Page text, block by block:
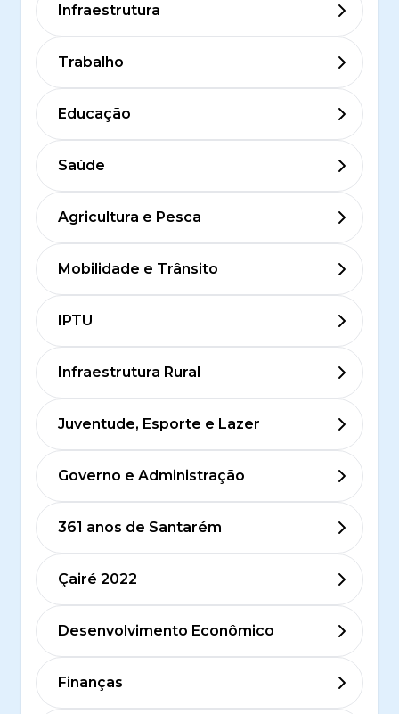
Infraestrutura
Trabalho
Educação
Saúde
Agricultura e Pesca
Mobilidade e Trânsito
IPTU
Infraestrutura Rural
Juventude, Esporte e Lazer
Governo e Administração
361 anos de Santarém
Çairé 2022
Desenvolvimento Econômico
Finanças